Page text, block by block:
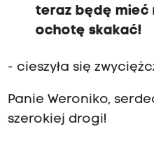
teraz będę mieć
ochotę skakać!
- cieszyła się
Panie Weroniko,
szerokiej drogi!